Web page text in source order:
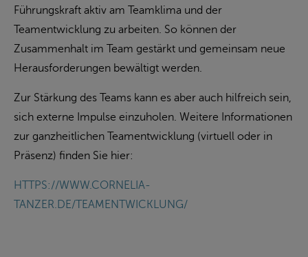
Führungskraft aktiv am Teamklima und der
Teamentwicklung zu arbeiten. So können der
Zusammenhalt im Team gestärkt und gemeinsam neue
Herausforderungen bewältigt werden.
Zur Stärkung des Teams kann es aber auch hilfreich sein,
sich externe Impulse einzuholen. Weitere Informationen
zur ganzheitlichen Teamentwicklung (virtuell oder in
Präsenz) finden Sie hier:
HTTPS://WWW.CORNELIA-
TANZER.DE/TEAMENTWICKLUNG/